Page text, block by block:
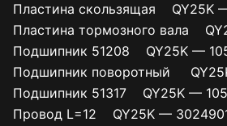
Пластина скользящая QY25K —
Пластина тормозного вала
Подшипник 51208 QY25K —
Подшипник поворотный
Подшипник 51317 QY25K —
Провод L=12 QY25K —